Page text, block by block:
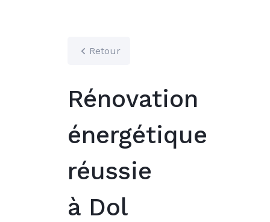
Retour
Rénovation
énergétique
réussie
à Dol